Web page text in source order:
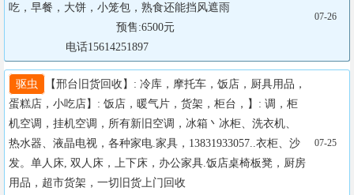
吃，早餐，大饼，小笼包，熟食还能挡风遮雨
                  电话15614251897
07-26
驱虫
【邢台旧货回收】: 冷库，摩托车，饭店，厨具用品，
蛋糕店，小吃店】: 饭店，暖气片，货架，柜台，】: 调，柜
机空调，挂机空调，所有新旧空调，冰箱丶冰柜、洗衣机、
热水器、液晶电视，各种家电.家具，13831933057..衣柜、沙
发。单人床, 双人床，上下床，办公家具.饭店桌椅板凳，厨房
用品，超市货架，一切旧货上门回收
07-25